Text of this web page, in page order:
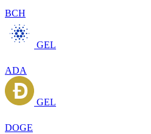
BCH
GEL
ADA
GEL
DOGE